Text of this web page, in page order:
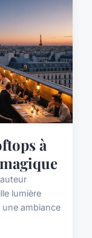
à
lumière
ambiance